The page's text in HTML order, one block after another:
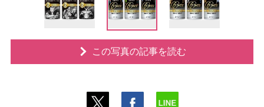
この写真の記事を読む